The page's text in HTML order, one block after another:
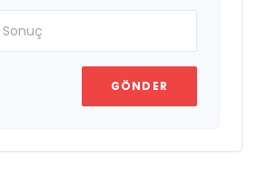
GÖNDER